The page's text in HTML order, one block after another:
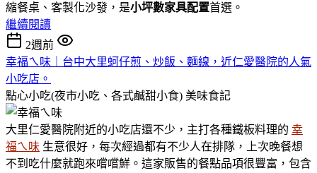
縮餐桌、客製化沙發，是小坪數家具配置首選。
繼續閱讀
2週前
幸福ㄟ味｜台中大里蚵仔煎、炒飯、麵線，近仁愛醫院的人氣
小吃店。
點心小吃(夜市小吃、各式鹹甜小食) 美味食記
大里仁愛醫院附近的小吃店還不少，主打各種鐵板料理的 幸
福ㄟ味 生意很好，每次經過都有不少人在排隊，上次晚餐想
不到吃什麼就跑來嚐嚐鮮。這家販售的餐點品項很豐富，包含